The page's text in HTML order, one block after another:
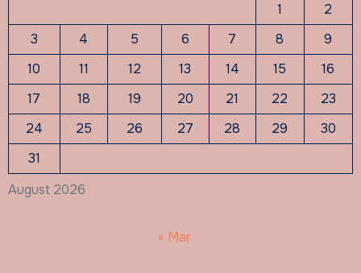
August 2026
1
2
3
4 5 6 7 8
9
10
11 12 13 14 15
16
17
18 19 20 21 22
23
24
25 26 27 28 29
30
31
« Mar